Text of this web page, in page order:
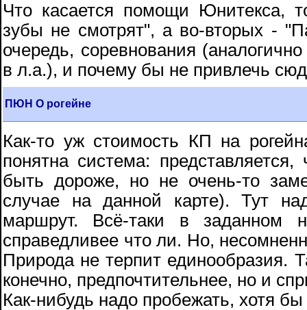
Что касается помощи Юнитекса,
зубы не смотрят", а во-вторых -
очередь, соревнования
в л.а.), и почему бы не привлечь
ПЮН О рогейне
Как-то уж стоимость КП на
понятна система:
быть дороже, но не очень-то
случае на данной карте). Тут
маршрут. Всё-таки в заданном
справедливее что ли. Но,
Природа не терпит единообразия.
конечно, предпочтительнее, но и
Как-нибудь надо пробежать, хотя